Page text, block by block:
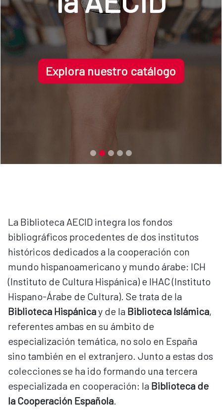
Explora nuestro catálogo
La Biblioteca AECID integra los fondos
bibliográficos procedentes de dos institutos
históricos dedicados a la cooperación con
mundo hispanoamericano y mundo árabe: ICH
(Instituto de Cultura Hispánica) e IHAC (Instituto
Hispano-Árabe de Cultura). Se trata de la
Biblioteca Hispánicay de la Biblioteca Islámica,
referentes ambas en su ámbito de
especialización temática, no solo en España
sino también en el extranjero. Junto a estas dos
colecciones se ha ido formando una tercera
especializada en cooperación: la Biblioteca de
la Cooperación Española.